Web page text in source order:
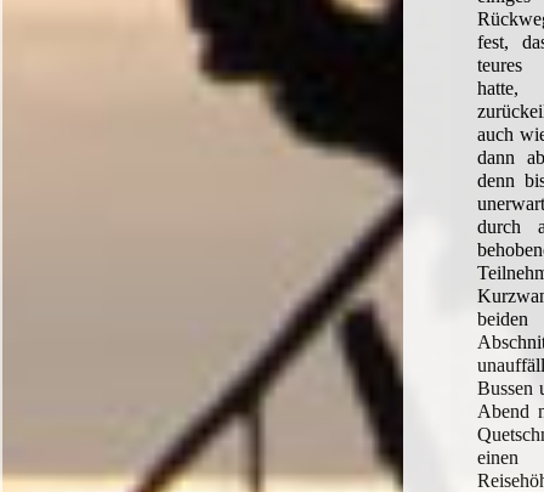
fest,
teures
hatte,
auch
dann
denn
durch
Bussen
Abend